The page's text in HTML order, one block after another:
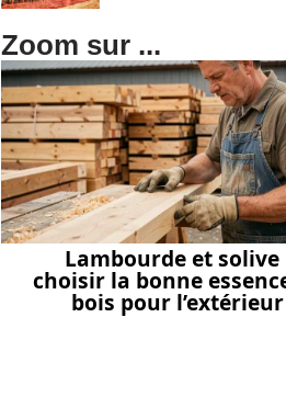
Zoom sur ...
Lambourde et solive
choisir la bonne
bois pour l’extérieur